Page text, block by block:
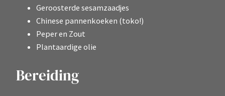
Geroosterde sesamzaadjes
Chinese pannenkoeken (toko!)
Peper en Zout
Plantaardige olie
Bereiding